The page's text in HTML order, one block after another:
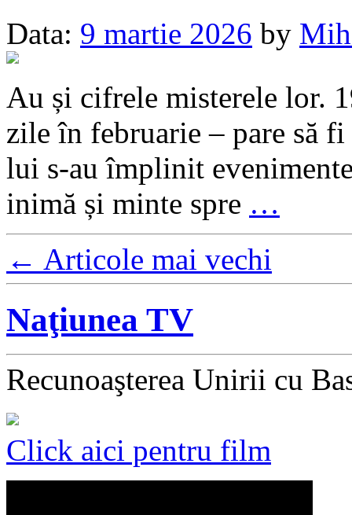
Data: 9 martie 2026 by
Au și cifrele misterele lor.
zile în februarie – pare să
lui s-au împlinit
inimă și minte spre …
← Articole mai vechi
Naţiunea TV
Recunoaşterea Unirii cu
Click aici pentru film